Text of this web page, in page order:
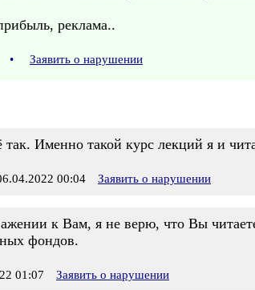
реклама..
• Заявить о нарушении
так. Именно такой курс лекций я и
00:04 Заявить о нарушении
к Вам, я не верю, что Вы
фондов.
01:07 Заявить о нарушении